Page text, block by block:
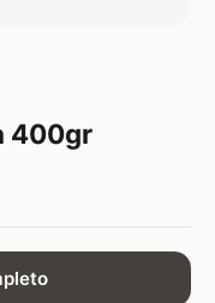
400gr